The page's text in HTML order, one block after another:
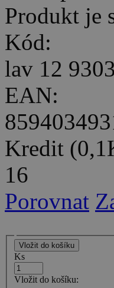
Produkt je
Kód:
lav 12
EAN:
Kredit
16
Porovnat
Ks
Vložit do košíku: